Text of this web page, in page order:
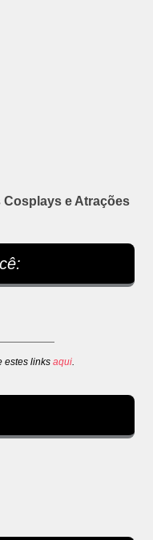
Cosplays e Atrações
estes links aqui.